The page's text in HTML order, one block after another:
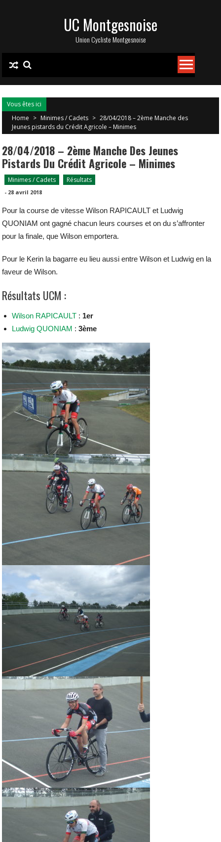
UC Montgesnoise
Union Cycliste Montgesnoise
Vous êtes ici
Home > Minimes / Cadets > 28/04/2018 – 2ème Manche des
Jeunes pistards du Crédit Agricole – Minimes
28/04/2018 – 2ème Manche Des Jeunes
Pistards Du Crédit Agricole – Minimes
Minimes / Cadets Résultats
- 28 avril 2018
Pour la course de vitesse Wilson RAPICAULT et Ludwig
QUONIAM ont gagné chacun leurs courses et on du s’affronter
pour la finale, que Wilson emportera.
Pour le Kerin la bagarre eu lieu aussi entre Wilson et Ludwig en la
faveur de Wilson.
Résultats UCM :
Wilson RAPICAULT : 1er
Ludwig QUONIAM : 3ème